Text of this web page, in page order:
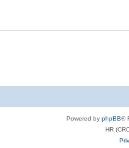
Powered by phpBB®
HR